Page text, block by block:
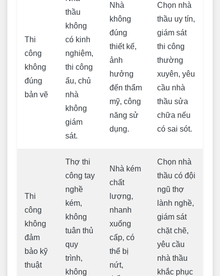
Thi
công
không
đúng
bản vẽ
thầu
không
có kinh
nghiệm,
thi công
ẩu, chủ
nhà
không
giám
sát.
Nhà
không
đúng
thiết kế,
ảnh
hưởng
đến thẩm
mỹ, công
năng sử
dụng.
Chọn nhà
thầu uy tín,
giám sát
thi công
thường
xuyên, yêu
cầu nhà
thầu sửa
chữa nếu
có sai sót.
Thi
công
không
đảm
bảo kỹ
thuật
Thợ thi
công tay
nghề
kém,
không
tuân thủ
quy
trình,
không
Nhà kém
chất
lượng,
nhanh
xuống
cấp, có
thể bị
nứt,
Chọn nhà
thầu có đội
ngũ thợ
lành nghề,
giám sát
chặt chẽ,
yêu cầu
nhà thầu
khắc phục